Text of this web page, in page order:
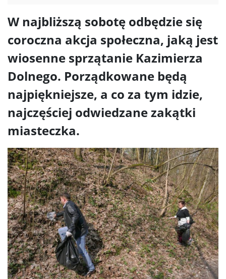
W najbliższą sobotę odbędzie się
coroczna akcja społeczna, jaką jest
wiosenne sprzątanie Kazimierza
Dolnego. Porządkowane będą
najpiękniejsze, a co za tym idzie,
najczęściej odwiedzane zakątki
miasteczka.